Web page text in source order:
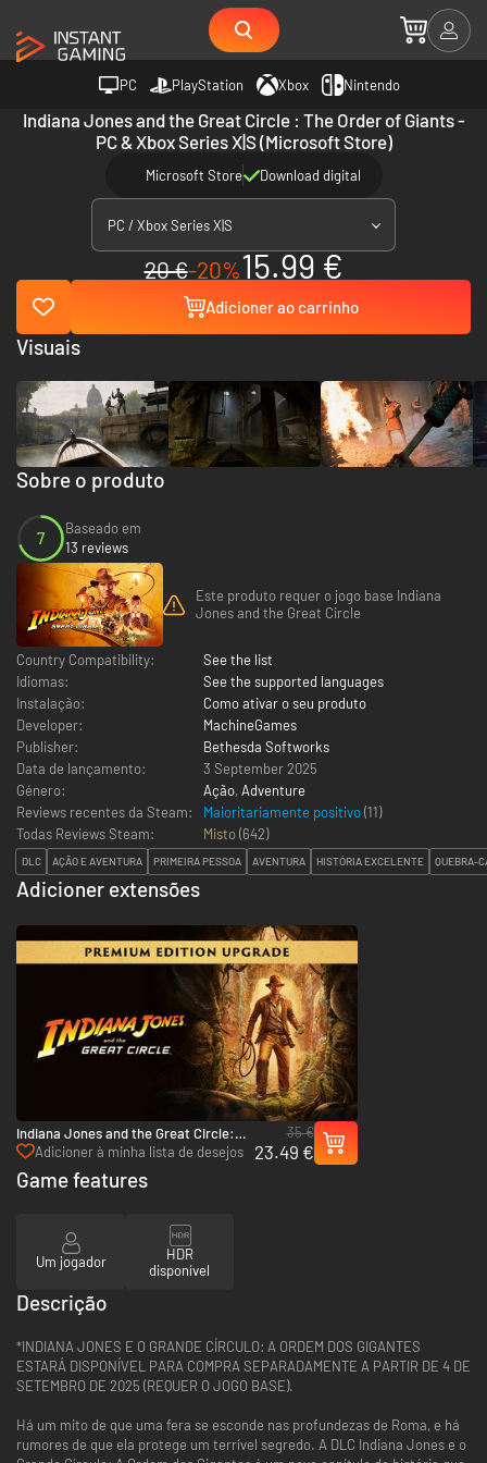
PC PlayStation Xbox Nintendo
Indiana Jones and the Great Circle : The Order of Giants -
PC & Xbox Series X|S (Microsoft Store)
Microsoft Store Download digital
PC / Xbox Series X|S
20 €-20%15.99 €
Adicioner ao carrinho
Sobre o produto
7
Baseado em
13 reviews
Este produto requer o jogo base Indiana
Jones and the Great Circle
Country Compatibility:
See the list
Idiomas:
See the supported languages
Instalação:
Como ativar o seu produto
Developer:
MachineGames
Publisher:
Bethesda Softworks
Data de lançamento:
3 September 2025
Género:
Ação, Adventure
Reviews recentes da Steam:
Maioritariamente positivo(11)
Todas Reviews Steam:
Misto(642)
DLC AÇÃO E AVENTURA PRIMEIRA PESSOA AVENTURA HISTÓRIA EXCELENTE QUEBRA-
Adicioner extensões
Indiana Jones and the Great Circle:
Digital Premium Upgrade - PC & Xbox
Adicioner à minha lista de desejos
35 €
23.49 €
Visuais
Game features
Um jogador
HDR
disponível
Descrição
*INDIANA JONES E O GRANDE CÍRCULO: A ORDEM DOS GIGANTES
ESTARÁ DISPONÍVEL PARA COMPRA SEPARADAMENTE A PARTIR DE 4 DE
SETEMBRO DE 2025 (REQUER O JOGO BASE).
Há um mito de que uma fera se esconde nas profundezas de Roma, e há
rumores de que ela protege um terrível segredo. A DLC Indiana Jones e o